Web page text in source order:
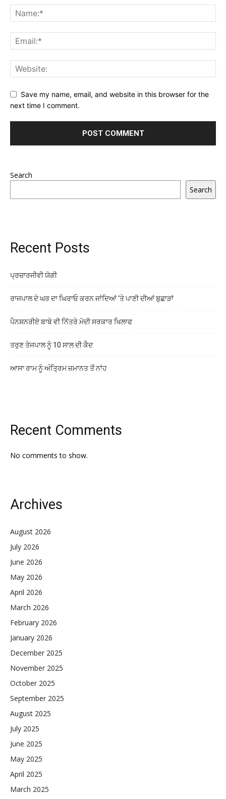
Save my name, email, and website in this browser for the
next time I comment.
Search
Search
Recent Posts
ਪ੍ਰਚਾਰਜੀਵੀ ਯੋਗੀ
ਰਾਜਪਾਲ ਦੇ ਘਰ ਦਾ ਘਿਰਾਓ ਕਰਨ ਜਾਂਦਿਆਂ ‘ਤੇ ਪਾਣੀ ਦੀਆਂ ਬੁਛਾੜਾਂ
ਪੈਨਸ਼ਨਰੀਏ ਬਾਬੇ ਵੀ ਨਿੱਤਰੇ ਮੋਦੀ ਸਰਕਾਰ ਖਿਲਾਫ
ਤਰੁਣ ਤੇਜਪਾਲ ਨੂੰ 10 ਸਾਲ ਦੀ ਕੈਦ
ਆਸਾ ਰਾਮ ਨੂੰ ਅੰਤ੍ਰਿਮ ਜ਼ਮਾਨਤ ਤੋਂ ਨਾਂਹ
Recent Comments
No comments to show.
Archives
August 2026
July 2026
June 2026
May 2026
April 2026
March 2026
February 2026
January 2026
December 2025
November 2025
October 2025
September 2025
August 2025
July 2025
June 2025
May 2025
April 2025
March 2025